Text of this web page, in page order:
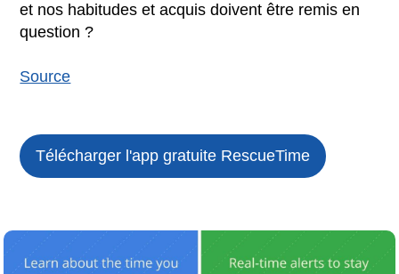
et nos habitudes et acquis doivent être remis en
question ?
Source
Télécharger l'app gratuite RescueTime